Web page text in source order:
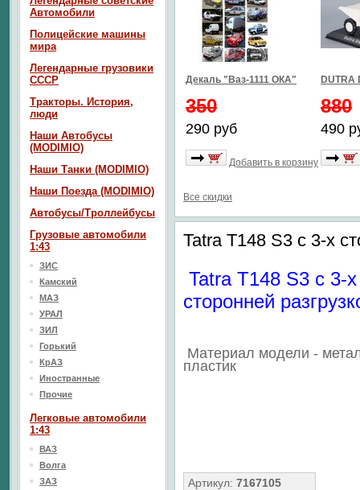
Декаль "Ваз-1111 ОКА"
350
290 руб
Добавить в корзину
DUTRA
880
490
Все скидки
Tatra T148 S3 с 3-х
Tatra T148 S3 с 3-х
сторонней
Материал модели -
пластик
Артикул: 7167105
Автомобили
Полицейские машины
мира
Легендарные грузовики
СССР
Тракторы. История,
люди
Наши Автобусы
(MODIMIO)
Наши Танки (MODIMIO)
Наши Поезда (MODIMIO)
Автобусы/Троллейбусы
Грузовые автомобили
1:43
ЗИС
Камский
МАЗ
УРАЛ
ЗИЛ
Горький
КрАЗ
Иностранные
Прочие
Легковые автомобили
1:43
ВАЗ
Волга
ЗАЗ